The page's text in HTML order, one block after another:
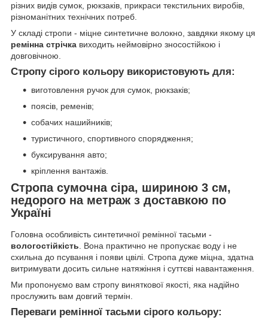
різних видів сумок, рюкзаків, прикраси текстильних виробів,
різноманітних технічних потреб.
У складі стропи - міцне синтетичне волокно, завдяки якому ця
ремінна стрічка виходить неймовірно зносостійкою і
довговічною.
Стропу сірого кольору використовують для:
виготовлення ручок для сумок, рюкзаків;
поясів, ременів;
собачих нашийників;
туристичного, спортивного спорядження;
буксирування авто;
кріплення вантажів.
Стропа сумочна сіра, шириною 3 см,
недорого на метраж з доставкою по
Україні
Головна особливість синтетичної ремінної тасьми -
вологостійкість . Вона практично не пропускає воду і не
схильна до псування і появи цвілі. Стропа дуже міцна, здатна
витримувати досить сильне натяжіння і суттєві навантаження.
Ми пропонуємо вам стропу виняткової якості, яка надійно
прослужить вам довгий термін.
Переваги ремінної тасьми сірого кольору: